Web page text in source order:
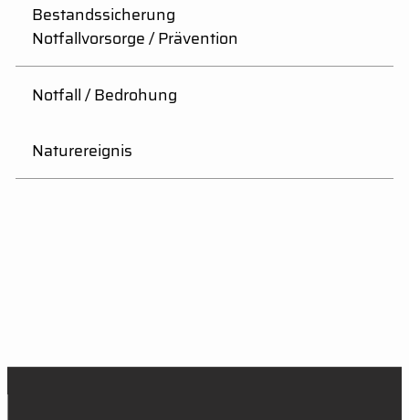
Bestandssicherung
Notfallvorsorge / Prävention
Notfall / Bedrohung
Naturereignis